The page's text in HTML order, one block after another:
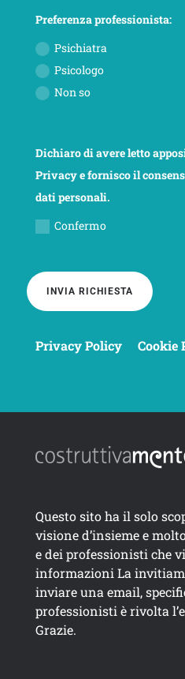
Preferenza professionista:
Psichiatra
Psicologo
Non so
Dichiaro di avere letto
Privacy e fornisco il
dati personali.
Confermo
INVIA RICHIESTA
Privacy Policy Cookie
Questo sito ha il solo
visione d’insieme e
e dei professionisti che
informazioni La
inviare una email,
professionisti è rivolta
Grazie.